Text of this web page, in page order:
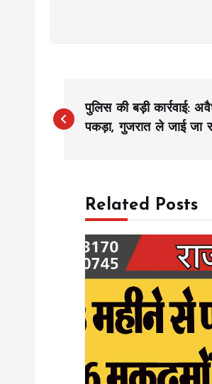
o
पुलिस की बड़ी कार्रवाई:
पकड़ा, गुजरात ले जाई जा
Related Posts